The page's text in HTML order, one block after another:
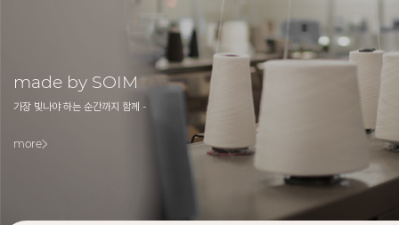
made by SOIM
가장 빛나야 하는 순간까지 함께 -
more